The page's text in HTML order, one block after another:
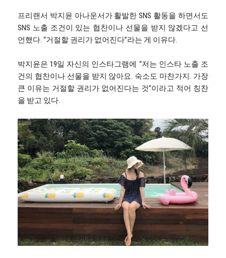
프리랜서 박지윤 아나운서가 활발한 SNS 활동을 하면서도
SNS 노출 조건이 있는 협찬이나 선물을 받지 않겠다고 선
언했다. “거절할 권리가 없어진다”라는 게 이유다.
박지윤은 19일 자신의 인스타그램에 “저는 인스타 노출 조
건의 협찬이나 선물을 받지 않아요. 숙소도 마찬가지. 가장
큰 이유는 거절할 권리가 없어진다는 것”이라고 적어 칭찬
을 받고 있다.